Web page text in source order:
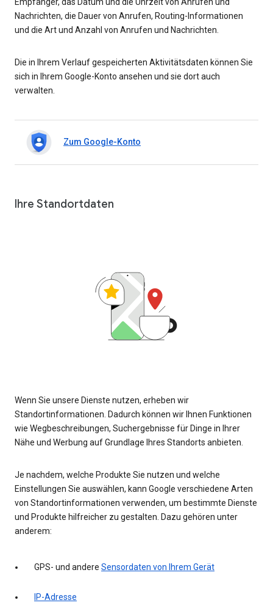
Empfänger, das Datum und die Uhrzeit von Anrufen und
Nachrichten, die Dauer von Anrufen, Routing-Informationen
und die Art und Anzahl von Anrufen und Nachrichten.
Die in Ihrem Verlauf gespeicherten Aktivitätsdaten können Sie
sich in Ihrem Google-Konto ansehen und sie dort auch
verwalten.
Zum Google-Konto
Ihre Standortdaten
Wenn Sie unsere Dienste nutzen, erheben wir
Standortinformationen. Dadurch können wir Ihnen Funktionen
wie Wegbeschreibungen, Suchergebnisse für Dinge in Ihrer
Nähe und Werbung auf Grundlage Ihres Standorts anbieten.
Je nachdem, welche Produkte Sie nutzen und welche
Einstellungen Sie auswählen, kann Google verschiedene Arten
von Standortinformationen verwenden, um bestimmte Dienste
und Produkte hilfreicher zu gestalten. Dazu gehören unter
anderem:
GPS- und andere Sensordaten von Ihrem Gerät
IP-Adresse